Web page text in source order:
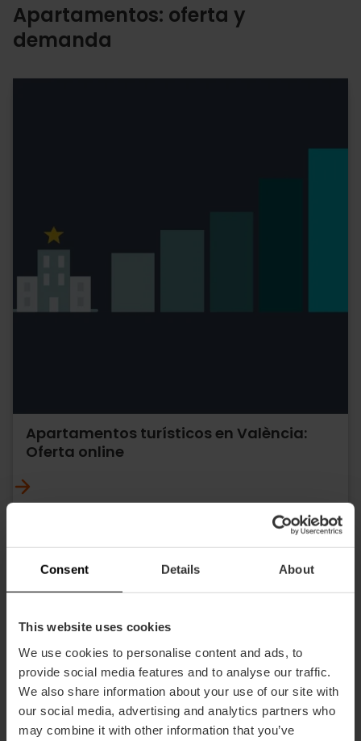
Consent Details About
This website uses cookies
We use cookies to personalise content and ads, to
provide social media features and to analyse our traffic.
We also share information about your use of our site with
our social media, advertising and analytics partners who
may combine it with other information that you’ve
Apartamentos: oferta y
demanda
Apartamentos turísticos en València:
Oferta online